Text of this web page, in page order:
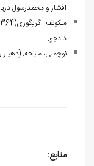
افشار و محمدرسول
دادجو.
نوچمنی، ملیحه.
منابع: